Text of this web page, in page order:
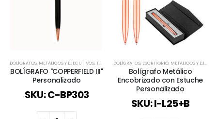
BOLÍGRAFOS, METÁLICOS Y EJECUTIVOS,TODOS
BOLÍGRAFO "COPPERFIELD III"
Personalizado
SKU: C-BP303
BOLÍGRAFOS, ESCRITORIO, METÁLICOS Y EJECUTIVOS
Bolígrafo Metálico
Encobrizado con Estuche
Personalizado
SKU: I-L25+B